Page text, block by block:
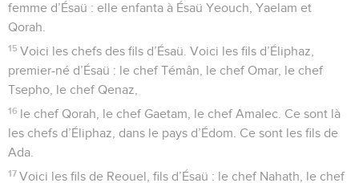
femme d’Ésaü : elle enfanta à Ésaü Yeouch, Yaelam et
Qorah.
15 Voici les chefs des fils d’Ésaü. Voici les fils d’Éliphaz,
premier-né d’Ésaü : le chef Témân, le chef Omar, le chef
Tsepho, le chef Qenaz,
16 le chef Qorah, le chef Gaetam, le chef Amalec. Ce sont là
les chefs d’Éliphaz, dans le pays d’Édom. Ce sont les fils de
Ada.
17 Voici les fils de Reouel, fils d’Ésaü : le chef Nahath, le chef